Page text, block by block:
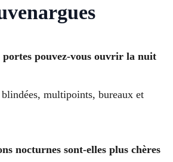
portes pouvez-vous ouvrir la nuit
multipoints, bureaux et
nocturnes sont-elles plus chères